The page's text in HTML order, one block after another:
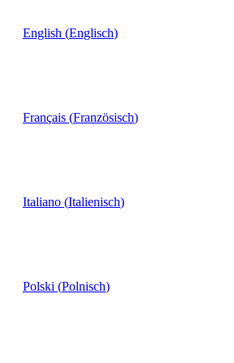
English (Englisch)
Français (Französisch)
Italiano (Italienisch)
Polski (Polnisch)